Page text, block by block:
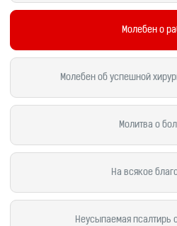
Молебен о
Молебен об успешной
Молитва о
На всякое
Неусыпаемая псалтирь